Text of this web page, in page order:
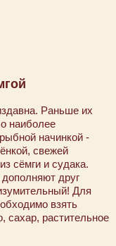
Раньше их
наиболее
начинкой -
свежей
сёмги и судака.
друг
Для
взять
сахар, растительное